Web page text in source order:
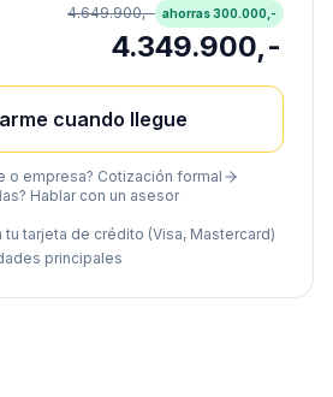
4.649.900,- ahorras300.000,-
4.349.900,-
cuando llegue
o empresa? Cotización formal
Hablar con un asesor
tu tarjeta de crédito (Visa, Mastercard)
principales